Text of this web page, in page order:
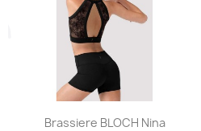
Aperçu rapide
Brassiere BLOCH Nina